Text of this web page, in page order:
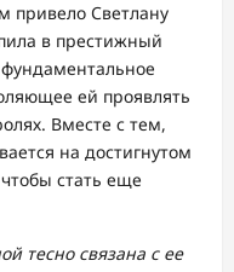
привело Светлану
в престижный
ей проявлять
Вместе с тем,
на достигнутом
стать еще
тесно связана с ее